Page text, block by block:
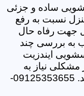
ساده و جزئی
نسبت به رفع
جهت رفاه حال
به بررسی چند
ایندزیت
مشکلی نیاز به
حضور تکنسین در منزل نداشته باشید. 09125353655-